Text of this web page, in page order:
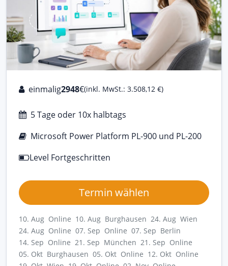
einmalig2948€(inkl. MwSt.: 3.508,12 €)
5 Tage oder 10x halbtags
Microsoft Power Platform PL-900 und PL-200
Level Fortgeschritten
Termin wählen
10. Aug Online 10. Aug Burghausen 24. Aug Wien
24. Aug Online 07. Sep Online 07. Sep Berlin
14. Sep Online 21. Sep München 21. Sep Online
05. Okt Burghausen 05. Okt Online 12. Okt Online